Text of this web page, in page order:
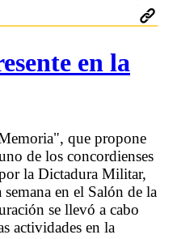
en la
que propone
de los concordienses
la Dictadura Militar,
en el Salón de la
se llevó a cabo
actividades en la